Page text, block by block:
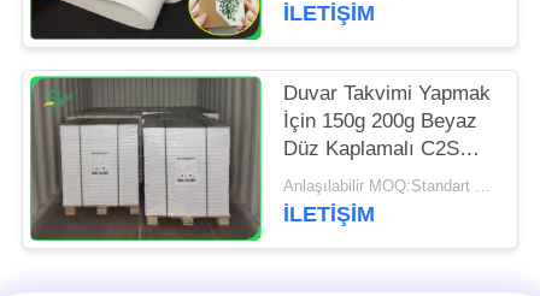
İLETIŞIM
Duvar Takvimi Yapmak
İçin 150g 200g Beyaz
Düz Kaplamalı C2S
Sanat Kağıdı
Anlaşılabilir MOQ:Standart ölçü için 1 ton ve özel ölçü için 5 ton
İLETIŞIM